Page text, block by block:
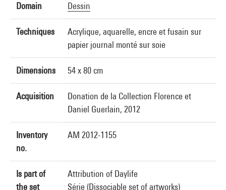
Domain Dessin
Techniques
Acrylique, aquarelle, encre et fusain sur
papier journal monté sur soie
Dimensions 54 x 80 cm
Acquisition
Donation de la Collection Florence et
Daniel Guerlain, 2012
Inventory
no.
AM 2012-1155
Is part of
the set
Attribution of Daylife
Série (Dissociable set of artworks)